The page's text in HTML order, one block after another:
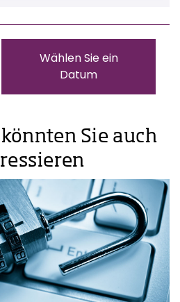
Wählen Sie ein
Datum
Sie auch